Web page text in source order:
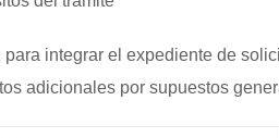
para integrar el expediente de
adicionales por supuestos